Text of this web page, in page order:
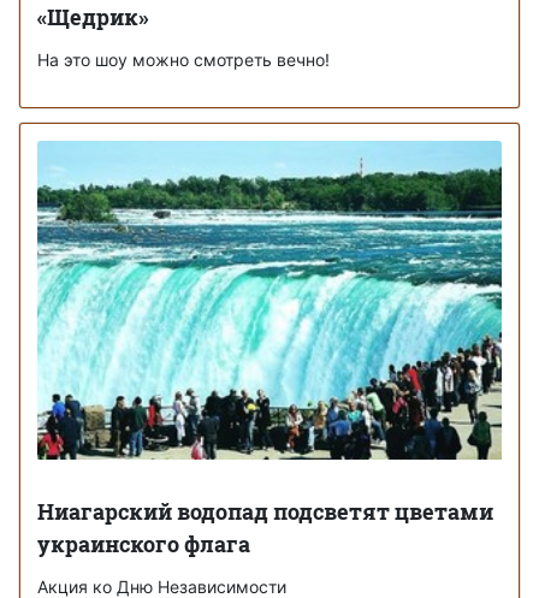
«Щедрик»
На это шоу можно смотреть вечно!
Ниагарский водопад подсветят цветами
украинского флага
Акция ко Дню Независимости